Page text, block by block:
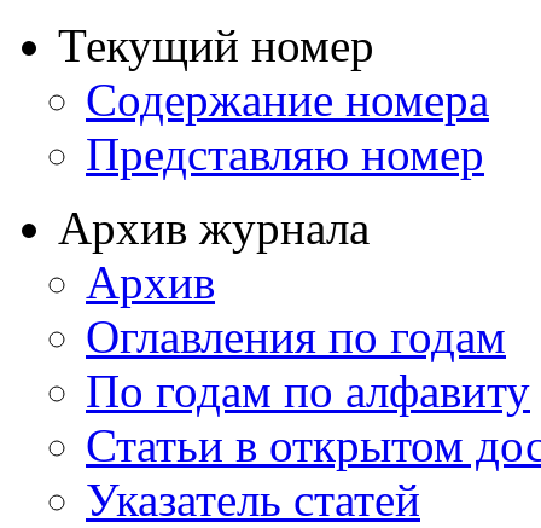
Текущий номер
Содержание номера
Представляю номер
Архив журнала
Архив
Оглавления по годам
По годам по алфавиту
Статьи в открытом
Указатель статей